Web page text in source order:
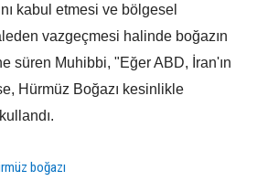
kabul etmesi ve bölgesel
vazgeçmesi halinde boğazın
süren Muhibbi, "Eğer ABD, İran'ın
Hürmüz Boğazı kesinlikle
boğazı